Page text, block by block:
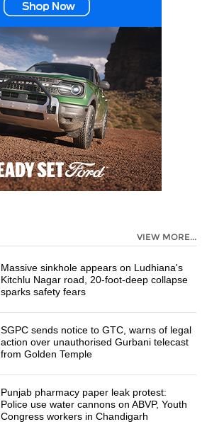
VIEW MORE...
Massive sinkhole appears on Ludhiana's
Kitchlu Nagar road, 20-foot-deep collapse
sparks safety fears
SGPC sends notice to GTC, warns of legal
action over unauthorised Gurbani telecast
from Golden Temple
Punjab pharmacy paper leak protest:
Police use water cannons on ABVP, Youth
Congress workers in Chandigarh